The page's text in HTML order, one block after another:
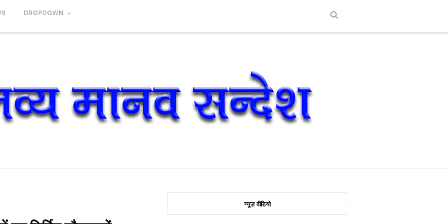
DROPDOWN
न्यूज़ वीडियो